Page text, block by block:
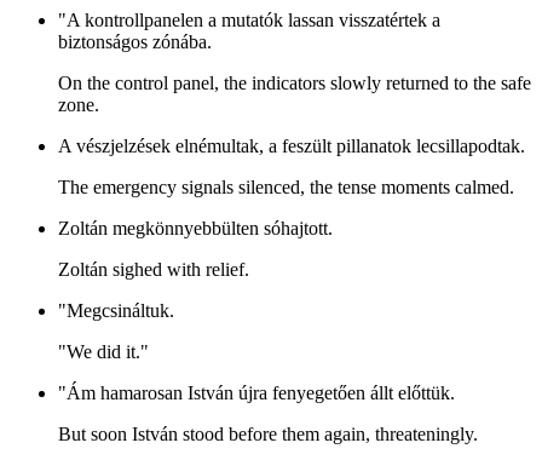
"A kontrollpanelen a mutatók lassan visszatértek a
biztonságos zónába.
On the control panel, the indicators slowly returned to the safe
zone.
A vészjelzések elnémultak, a feszült pillanatok lecsillapodtak.
The emergency signals silenced, the tense moments calmed.
Zoltán megkönnyebbülten sóhajtott.
Zoltán sighed with relief.
"Megcsináltuk.
"We did it."
"Ám hamarosan István újra fenyegetően állt előttük.
But soon István stood before them again, threateningly.